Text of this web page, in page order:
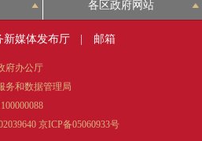
我要咨询
在线访谈
各区政府网站
新媒体发布厅 邮箱
府办公厅
务和数据管理局
京ICP备05060933号